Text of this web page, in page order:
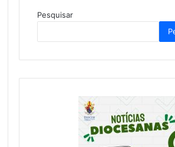
Pesquisar